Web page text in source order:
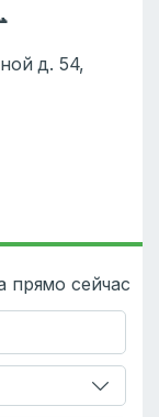
д. 54,
прямо сейчас